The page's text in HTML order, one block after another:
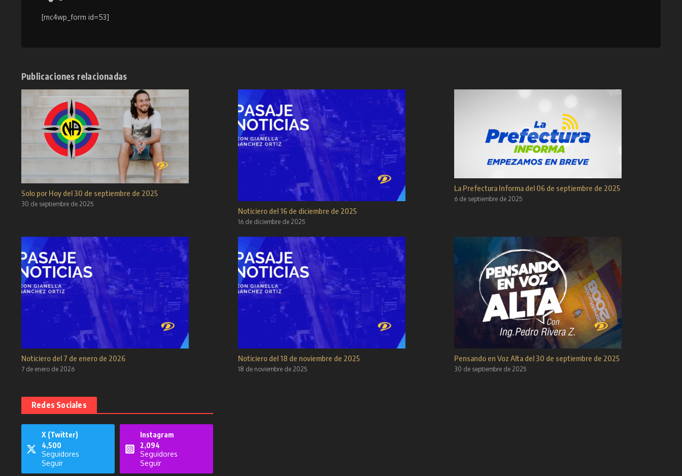
[mc4wp_form id=53]
Publicaciones relacionadas
Solo por Hoy del 30 de septiembre de 2025
30 de septiembre de 2025
Noticiero del 16 de diciembre de 2025
16 de diciembre de 2025
La Prefectura Informa del 06 de septiembre de 2025
6 de septiembre de 2025
Noticiero del 7 de enero de 2026
7 de enero de 2026
Noticiero del 18 de noviembre de 2025
18 de noviembre de 2025
Pensando en Voz Alta del 30 de septiembre de 2025
30 de septiembre de 2025
Redes Sociales
X (Twitter)
4,500
Seguidores
Seguir
Instagram
2,094
Seguidores
Seguir